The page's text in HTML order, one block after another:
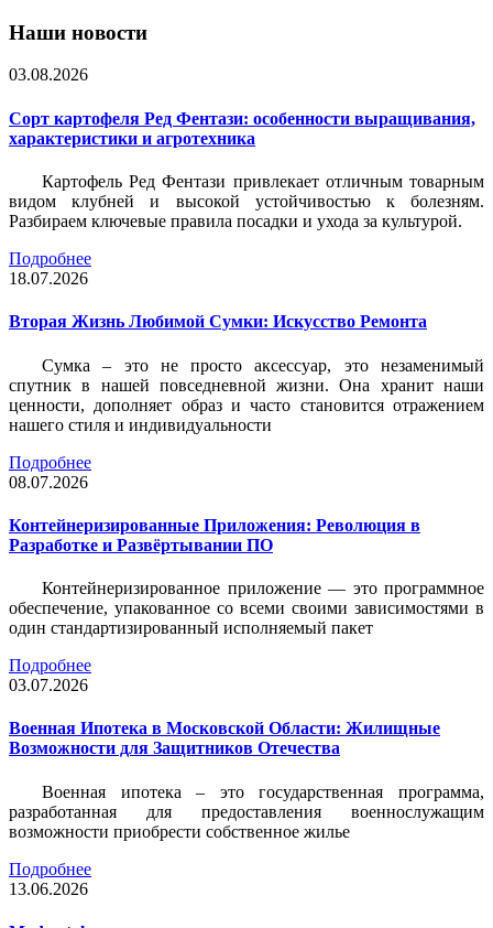
Наши новости
03.08.2026
Сорт картофеля Ред Фентази: особенности выращивания,
характеристики и агротехника
Картофель Ред Фентази привлекает отличным товарным
видом клубней и высокой устойчивостью к болезням.
Разбираем ключевые правила посадки и ухода за культурой.
Подробнее
18.07.2026
Вторая Жизнь Любимой Сумки: Искусство Ремонта
Сумка – это не просто аксессуар, это незаменимый
спутник в нашей повседневной жизни. Она хранит наши
ценности, дополняет образ и часто становится отражением
нашего стиля и индивидуальности
Подробнее
08.07.2026
Контейнеризированные Приложения: Революция в
Разработке и Развёртывании ПО
Контейнеризированное приложение — это программное
обеспечение, упакованное со всеми своими зависимостями в
один стандартизированный исполняемый пакет
Подробнее
03.07.2026
Военная Ипотека в Московской Области: Жилищные
Возможности для Защитников Отечества
Военная ипотека – это государственная программа,
разработанная для предоставления военнослужащим
возможности приобрести собственное жилье
Подробнее
13.06.2026